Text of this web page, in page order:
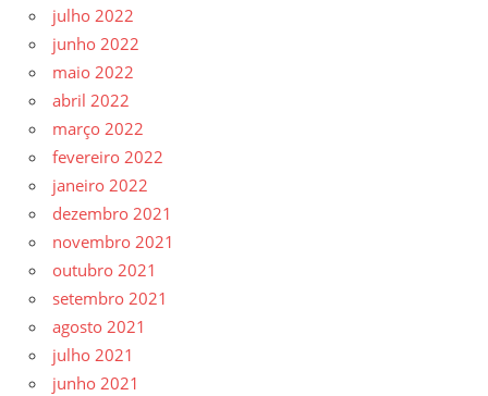
julho 2022
junho 2022
maio 2022
abril 2022
março 2022
fevereiro 2022
janeiro 2022
dezembro 2021
novembro 2021
outubro 2021
setembro 2021
agosto 2021
julho 2021
junho 2021